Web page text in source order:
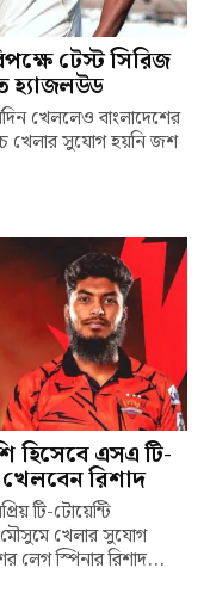
টেস্ট সিরিজ
হ্যাজলউড
খেললেও বাংলাদেশের
খেলার সুযোগ হয়নি জশ
হিসেবে এসএ টি-
রিশাদ
টি-টোয়েন্টি
খেলার সুযোগ
লেগ স্পিনার রিশাদ...